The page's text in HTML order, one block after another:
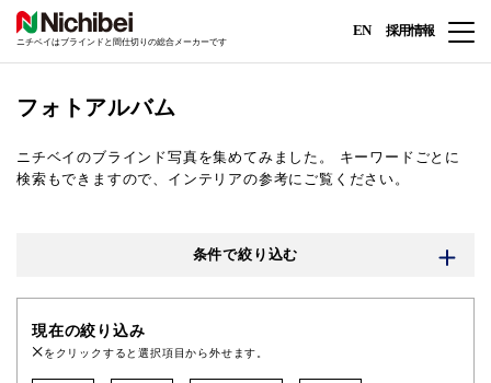
ニチベイはブラインドと間仕切りの総合メーカーです
EN 採用情報
フォトアルバム
ニチベイのブラインド写真を集めてみました。
キーワードごとに
検索もできますので、インテリアの参考にご覧ください。
条件で絞り込む
現在の絞り込み
をクリックすると選択項目から外せます。